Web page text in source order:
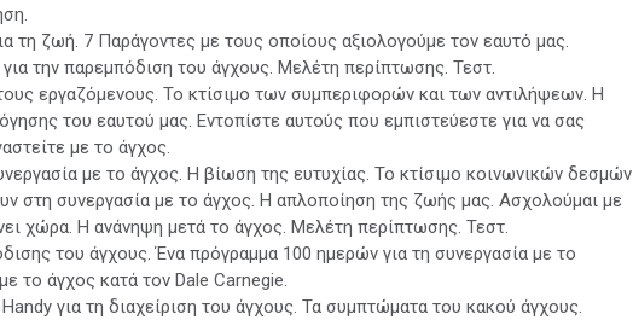
τη ζωή. 7 Παράγοντες με τους οποίους αξιολογούμε τον εαυτό μας.
την παρεμπόδιση του άγχους. Μελέτη περίπτωσης. Τεστ.
εργαζόμενους. Το κτίσιμο των συμπεριφορών και των αντιλήψεων. Η
του εαυτού μας. Εντοπίστε αυτούς που εμπιστεύεστε για να σας
με το άγχος.
με το άγχος. Η βίωση της ευτυχίας. Το κτίσιμο κοινωνικών δεσμών
στη συνεργασία με το άγχος. Η απλοποίηση της ζωής μας. Ασχολούμαι με
χώρα. Η ανάνηψη μετά το άγχος. Μελέτη περίπτωσης. Τεστ.
του άγχους. Ένα πρόγραμμα 100 ημερών για τη συνεργασία με το
το άγχος κατά τον Dale Carnegie.
για τη διαχείριση του άγχους. Τα συμπτώματα του κακού άγχους.